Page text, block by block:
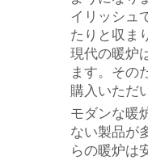
イリッシュ
たりと収ま
現代の暖炉
ます。その
購入いただ
モダンな暖
ない製品が
らの暖炉は